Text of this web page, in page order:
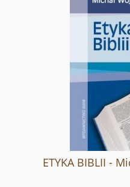
ETYKA BIBLII -